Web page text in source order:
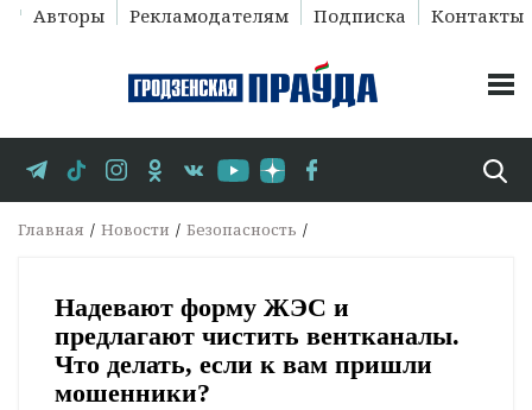
Авторы Рекламодателям Подписка Контакты
Главная Новости Безопасность
Надевают форму ЖЭС и
предлагают чистить вентканалы.
Что делать, если к вам пришли
мошенники?